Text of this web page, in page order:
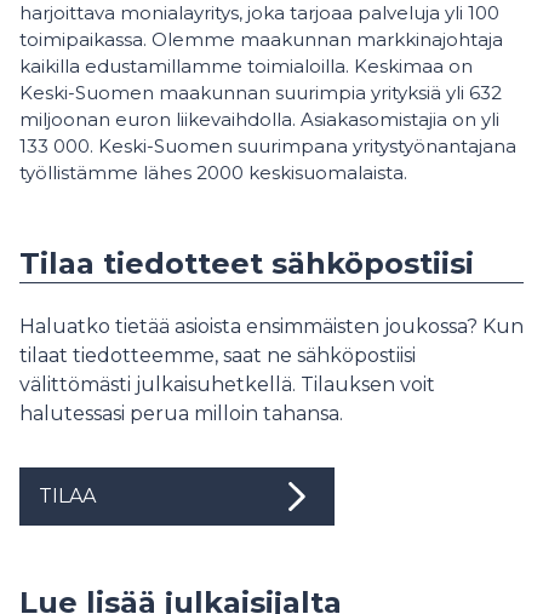
harjoittava monialayritys, joka tarjoaa palveluja yli 100
toimipaikassa. Olemme maakunnan markkinajohtaja
kaikilla edustamillamme toimialoilla. Keskimaa on
Keski-Suomen maakunnan suurimpia yrityksiä yli 632
miljoonan euron liikevaihdolla. Asiakasomistajia on yli
133 000. Keski-Suomen suurimpana yritystyönantajana
työllistämme lähes 2000 keskisuomalaista.
Tilaa tiedotteet sähköpostiisi
Haluatko tietää asioista ensimmäisten joukossa? Kun
tilaat tiedotteemme, saat ne sähköpostiisi
välittömästi julkaisuhetkellä. Tilauksen voit
halutessasi perua milloin tahansa.
TILAA
Lue lisää julkaisijalta